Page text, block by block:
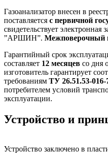
Газоанализатор внесен в
поставляется с первичной
свидетельствует
”АРШИН”. Межповерочный
Гарантийный срок
составляет 12 месяцев со дня
изготовитель гарантирует
требованиям ТУ 26.51.53-016-
потребителем условий
эксплуатации.
Устройство и
Устройство заключено в